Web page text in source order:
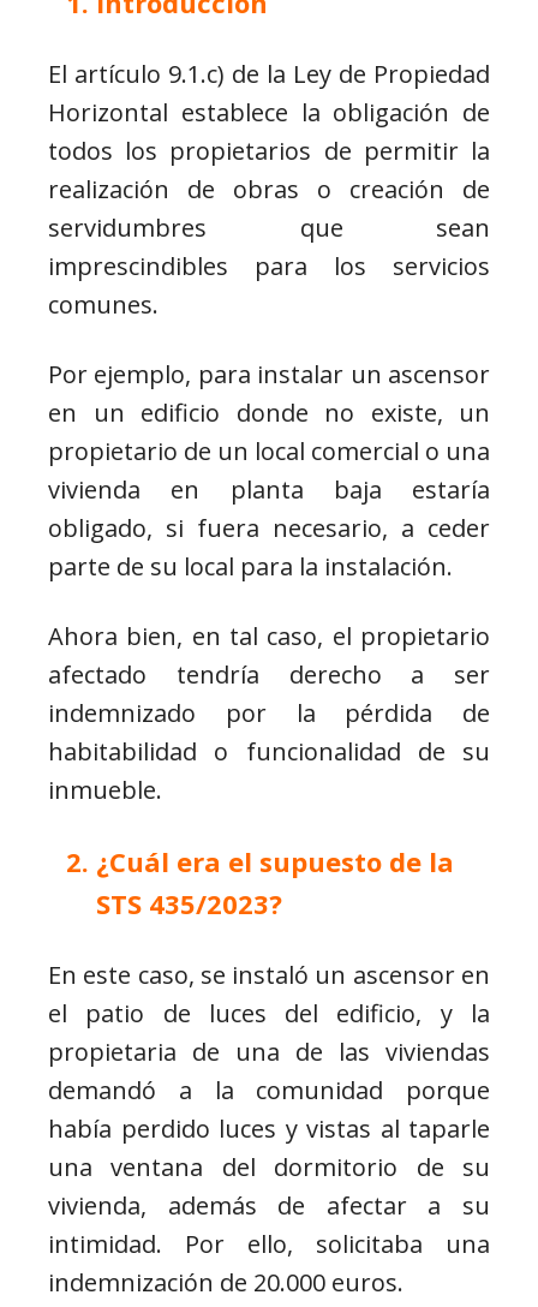
El artículo 9.1.c) de la Ley de Propiedad
Horizontal establece la obligación de
todos los propietarios de permitir la
realización de obras o creación de
servidumbres que sean
imprescindibles para los servicios
comunes.
Por ejemplo, para instalar un ascensor
en un edificio donde no existe, un
propietario de un local comercial o una
vivienda en planta baja estaría
obligado, si fuera necesario, a ceder
parte de su local para la instalación.
Ahora bien, en tal caso, el propietario
afectado tendría derecho a ser
indemnizado por la pérdida de
habitabilidad o funcionalidad de su
inmueble.
¿Cuál era el supuesto de la
STS 435/2023?
En este caso, se instaló un ascensor en
el patio de luces del edificio, y la
propietaria de una de las viviendas
demandó a la comunidad porque
había perdido luces y vistas al taparle
una ventana del dormitorio de su
vivienda, además de afectar a su
intimidad. Por ello, solicitaba una
indemnización de 20.000 euros.